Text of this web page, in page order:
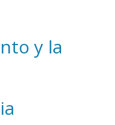
y la